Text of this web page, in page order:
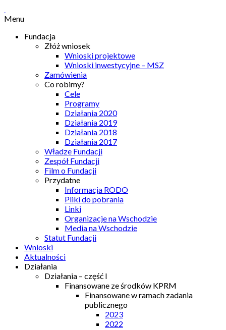
Menu
Fundacja
Złóż wniosek
Wnioski projektowe
Wnioski inwestycyjne – MSZ
Zamówienia
Co robimy?
Cele
Programy
Działania 2020
Działania 2019
Działania 2018
Działania 2017
Władze Fundacji
Zespół Fundacji
Film o Fundacji
Przydatne
Informacja RODO
Pliki do pobrania
Linki
Organizacje na Wschodzie
Media na Wschodzie
Statut Fundacji
Wnioski
Aktualności
Działania
Działania – część I
Finansowane ze środków KPRM
Finansowane w ramach zadania
publicznego
2023
2022